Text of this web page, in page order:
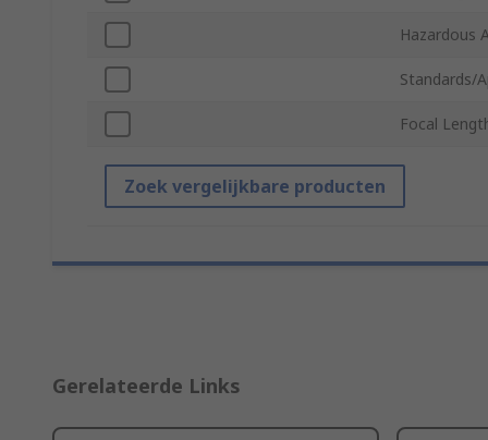
Hazardous
Standards/
Focal
Zoek vergelijkbare producten
Gerelateerde Links